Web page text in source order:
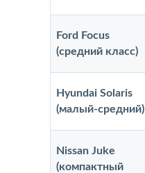
Ford Focus
(средний класс)
Hyundai Solaris
(малый-средний)
Nissan Juke
(компактный